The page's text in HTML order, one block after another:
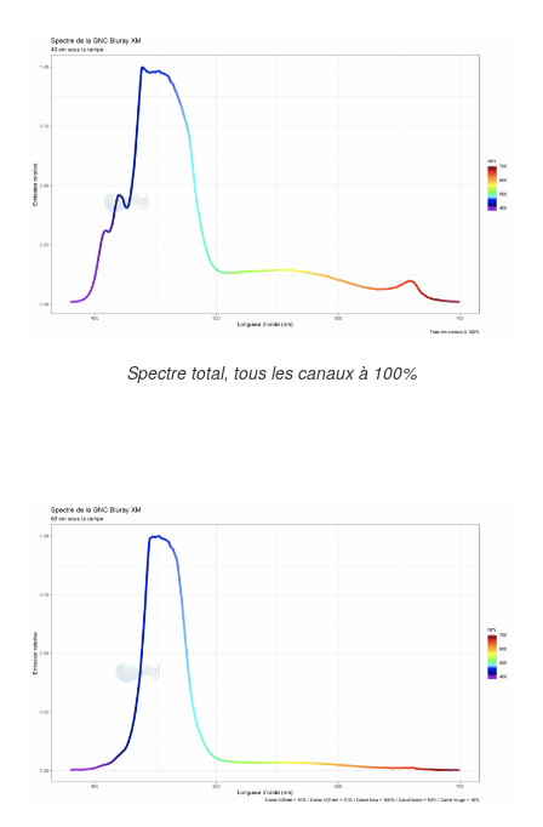
Spectre total, tous les canaux à 100%